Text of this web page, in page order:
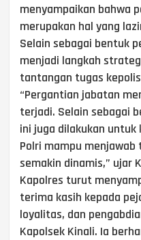
menyampaikan bahwa
merupakan hal yang
Selain sebagai bentuk
menjadi langkah
tantangan tugas
“Pergantian jabatan
terjadi. Selain sebagai
ini juga dilakukan
Polri mampu
semakin dinamis,” ujar
Kapolres turut
terima kasih kepada
loyalitas, dan
Kapolsek Kinali. Ia